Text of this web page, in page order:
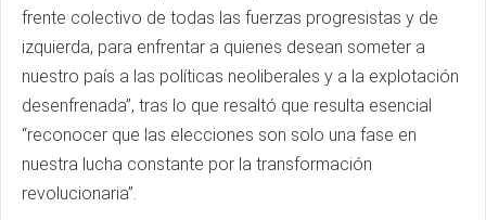
frente colectivo de todas las fuerzas progresistas y de
izquierda, para enfrentar a quienes desean someter a
nuestro país a las políticas neoliberales y a la explotación
desenfrenada”, tras lo que resaltó que resulta esencial
“reconocer que las elecciones son solo una fase en
nuestra lucha constante por la transformación
revolucionaria”.